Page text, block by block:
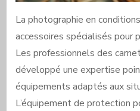
La photographie en
accessoires spécialisés
Les professionnels des
développé une expertise
équipements adaptés aux
L’équipement de protection